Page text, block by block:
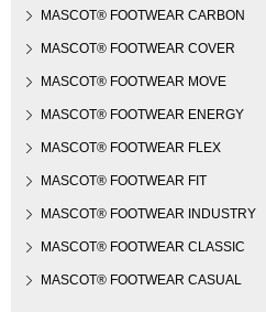
MASCOT® FOOTWEAR CARBON
MASCOT® FOOTWEAR COVER
MASCOT® FOOTWEAR MOVE
MASCOT® FOOTWEAR ENERGY
MASCOT® FOOTWEAR FLEX
MASCOT® FOOTWEAR FIT
MASCOT® FOOTWEAR INDUSTRY
MASCOT® FOOTWEAR CLASSIC
MASCOT® FOOTWEAR CASUAL